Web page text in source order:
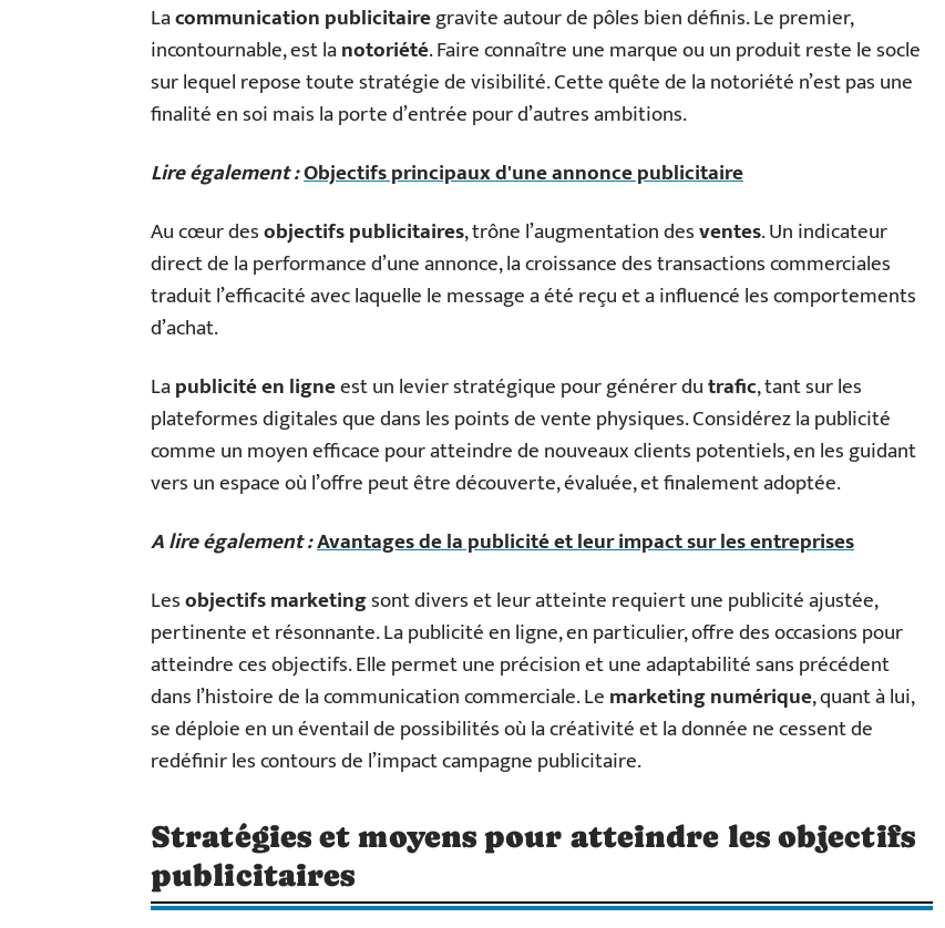
Lacommunication publicitairegravite autour de pôles bien définis. Le premier,
incontournable, est lanotoriété. Faire connaître une marque ou un produit reste le socle
sur lequel repose toute stratégie de visibilité. Cette quête de la notoriété n’est pas une
finalité en soi mais la porte d’entrée pour d’autres ambitions.
Lire également :Objectifs principaux d'une annonce publicitaire
Au cœur desobjectifs publicitaires, trône l’augmentation desventes. Un indicateur
direct de la performance d’une annonce, la croissance des transactions commerciales
traduit l’efficacité avec laquelle le message a été reçu et a influencé les comportements
d’achat.
Lapublicité en ligneest un levier stratégique pour générer dutrafic, tant sur les
plateformes digitales que dans les points de vente physiques. Considérez la publicité
comme un moyen efficace pour atteindre de nouveaux clients potentiels, en les guidant
vers un espace où l’offre peut être découverte, évaluée, et finalement adoptée.
A lire également :Avantages de la publicité et leur impact sur les entreprises
Lesobjectifs marketingsont divers et leur atteinte requiert une publicité ajustée,
pertinente et résonnante. La publicité en ligne, en particulier, offre des occasions pour
atteindre ces objectifs. Elle permet une précision et une adaptabilité sans précédent
dans l’histoire de la communication commerciale. Lemarketing numérique, quant à lui,
se déploie en un éventail de possibilités où la créativité et la donnée ne cessent de
redéfinir les contours de l’impact campagne publicitaire.
Stratégies et moyens pour atteindre les objectifs
publicitaires